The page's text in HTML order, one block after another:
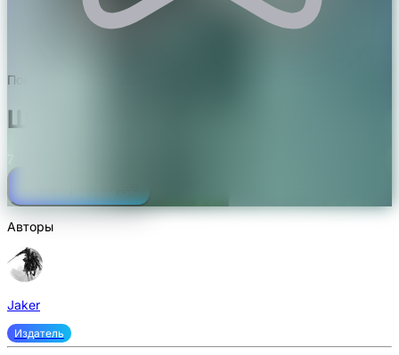
Пока не проголосован
Шейдеры SEUS v11.0
7
Авторы
Jaker
Издатель